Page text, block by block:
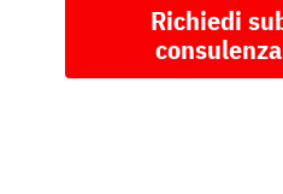
Richiedi